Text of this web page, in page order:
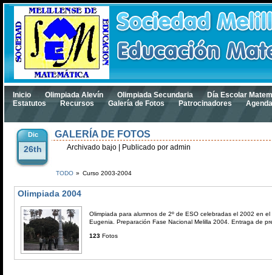
Inicio Olimpiada Alevín Olimpiada Secundaria
Día Escolar
Estatutos
Recursos Galería de Fotos Patrocinadores
Dic
26th
GALERÍA DE FOTOS
Archivado bajo | Publicado por admin
TODO » Curso 2003-2004
Olimpiada 2004
Olimpiada para alumnos de 2º de ESO celebradas el 2002 en el
Eugenia. Preparación Fase Nacional Melilla 2004. Entraga de
123 Fotos